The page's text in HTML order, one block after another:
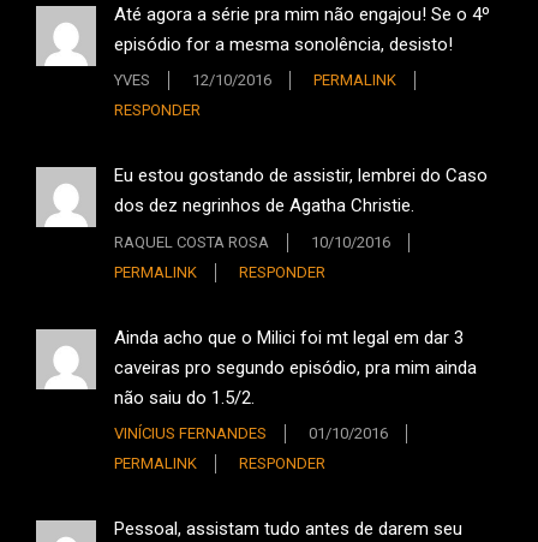
Até agora a série pra mim não engajou! Se o 4º
episódio for a mesma sonolência, desisto!
YVES 12/10/2016
PERMALINK
RESPONDER
Eu estou gostando de assistir, lembrei do Caso
dos dez negrinhos de Agatha Christie.
RAQUEL COSTA ROSA
10/10/2016
PERMALINK
RESPONDER
Ainda acho que o Milici foi mt legal em dar 3
caveiras pro segundo episódio, pra mim ainda
não saiu do 1.5/2.
VINÍCIUS FERNANDES
01/10/2016
PERMALINK
RESPONDER
Pessoal, assistam tudo antes de darem seu